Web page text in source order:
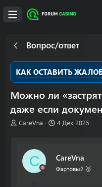
Вопрос/ответ
КАК ОСТАВИТЬ
Можно ли
даже если
А
CareVna
Д
н
а
4 Дек 2025
C CareVna
Фартовый 🥈